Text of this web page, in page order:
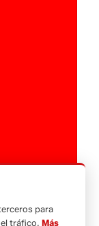
para
tráfico. Más